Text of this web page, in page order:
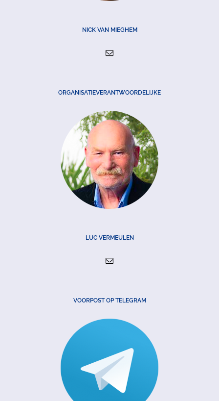
NICK VAN MIEGHEM
ORGANISATIEVERANTWOORDELIJKE
LUC VERMEULEN
VOORPOST OP TELEGRAM